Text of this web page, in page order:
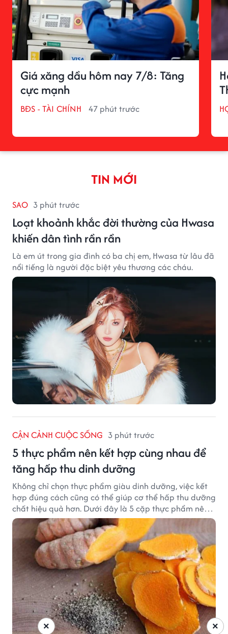
Giá xăng dầu hôm nay 7/8: Tăng
cực mạnh
BĐS - TÀI CHÍNH 47 phút trước
TIN MỚI
SAO 3 phút trước
Loạt khoảnh khắc đời thường của Hwasa
khiến dân tình rần rần
Là em út trong gia đình có ba chị em, Hwasa từ lâu đã
nổi tiếng là người đặc biệt yêu thương các cháu.
CẬN CẢNH CUỘC SỐNG 3 phút trước
5 thực phẩm nên kết hợp cùng nhau để
tăng hấp thu dinh dưỡng
Không chỉ chọn thực phẩm giàu dinh dưỡng, việc kết
hợp đúng cách cũng có thể giúp cơ thể hấp thu dưỡng
chất hiệu quả hơn. Dưới đây là 5 cặp thực phẩm nên
ăn cùng nhau để tối ưu giá trị dinh dưỡng.
×
×